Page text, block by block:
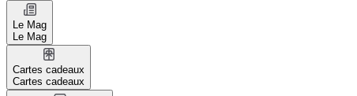
Le Mag
Le Mag
Cartes cadeaux
Cartes cadeaux